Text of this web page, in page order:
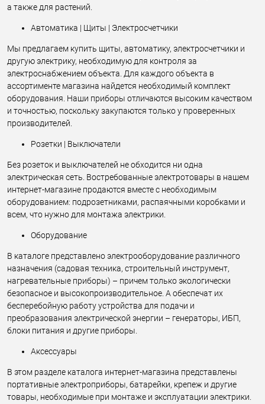
а также для растений.
Автоматика | Щиты | Электросчетчики
Мы предлагаем купить щиты, автоматику, электросчетчики и
другую электрику, необходимую для контроля за
электроснабжением объекта. Для каждого объекта в
ассортименте магазина найдется необходимый комплект
оборудования. Наши приборы отличаются высоким качеством
и точностью, поскольку закупаются только у проверенных
производителей.
Розетки | Выключатели
Без розеток и выключателей не обходится ни одна
электрическая сеть. Востребованные электротовары в нашем
интернет-магазине продаются вместе с необходимым
оборудованием: подрозетниками, распаячными коробками и
всем, что нужно для монтажа электрики.
Оборудование
В каталоге представлено электрооборудование различного
назначения (садовая техника, строительный инструмент,
нагревательные приборы) – причем только экологически
безопасное и высокопроизводительное. А обеспечат их
бесперебойную работу устройства для подачи и
преобразования электрической энергии – генераторы, ИБП,
блоки питания и другие приборы.
Аксессуары
В этом разделе каталога интернет-магазина представлены
портативные электроприборы, батарейки, крепеж и другие
товары, необходимые при монтаже и эксплуатации электрики.